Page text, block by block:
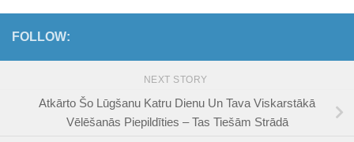
FOLLOW:
NEXT STORY
Atkārto Šo Lūgšanu Katru Dienu Un Tava Viskarstākā
Vēlēšanās Piepildīties – Tas Tiešām Strādā